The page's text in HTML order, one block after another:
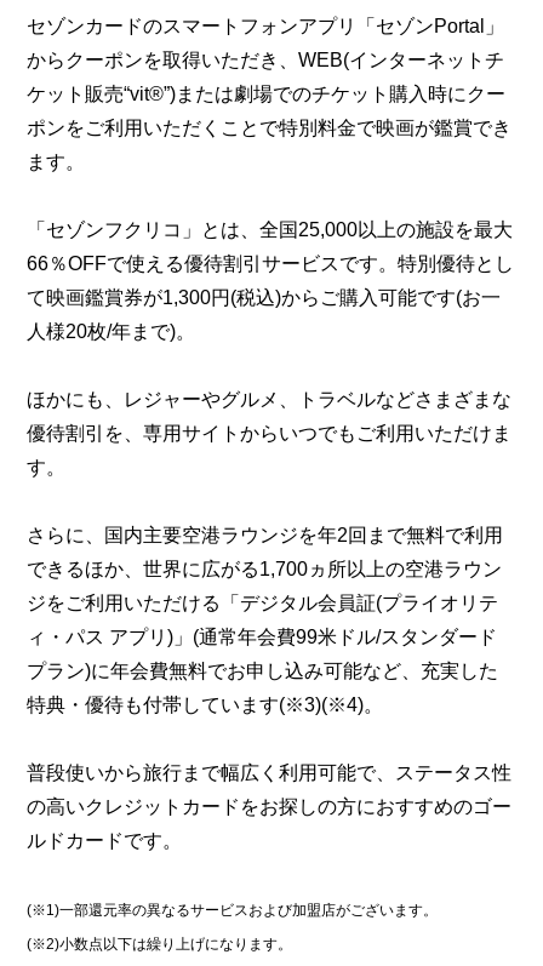
セゾンカードのスマートフォンアプリ「セゾンPortal」
からクーポンを取得いただき、WEB(インターネットチ
ケット販売“vit®”)または劇場でのチケット購入時にクー
ポンをご利用いただくことで特別料金で映画が鑑賞でき
ます。
「セゾンフクリコ」とは、全国25,000以上の施設を最大
66％OFFで使える優待割引サービスです。特別優待とし
て映画鑑賞券が1,300円(税込)からご購入可能です(お一
人様20枚/年まで)。
ほかにも、レジャーやグルメ、トラベルなどさまざまな
優待割引を、専用サイトからいつでもご利用いただけま
す。
さらに、国内主要空港ラウンジを年2回まで無料で利用
できるほか、世界に広がる1,700ヵ所以上の空港ラウン
ジをご利用いただける「デジタル会員証(プライオリテ
ィ・パス アプリ)」(通常年会費99米ドル/スタンダード
プラン)に年会費無料でお申し込み可能など、充実した
特典・優待も付帯しています(※3)(※4)。
普段使いから旅行まで幅広く利用可能で、ステータス性
の高いクレジットカードをお探しの方におすすめのゴー
ルドカードです。
(※1)一部還元率の異なるサービスおよび加盟店がございます。
(※2)小数点以下は繰り上げになります。